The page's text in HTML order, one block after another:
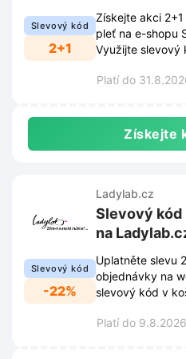
Slevový kód
2+1
naturalis.cz
Získejte akci
pleť na e-shopu
Využijte slevový
Platí do
Získejte
Slevový kód
-22%
Ladylab.cz
Slevový kód
na
Uplatněte slevu
objednávky na
slevový kód v
Platí do 9.8.2026